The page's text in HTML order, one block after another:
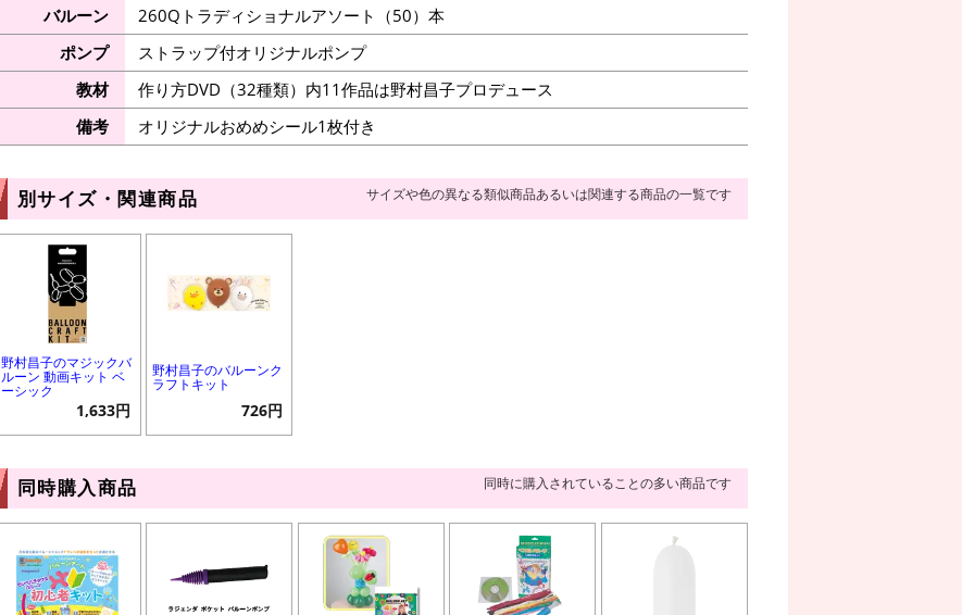
バルーン
260Qトラディショナルアソート（50）本
ポンプ
ストラップ付オリジナルポンプ
教材
作り方DVD（32種類）内11作品は野村昌子プロデュース
備考
オリジナルおめめシール1枚付き
別サイズ・関連商品 サイズや色の異なる類似商品あるいは関連する商品の一覧です
野村昌子のマジックバ
ルーン 動画キット ベ
ーシック
1,633円
野村昌子のバルーンク
ラフトキット
726円
同時購入商品 同時に購入されていることの多い商品です